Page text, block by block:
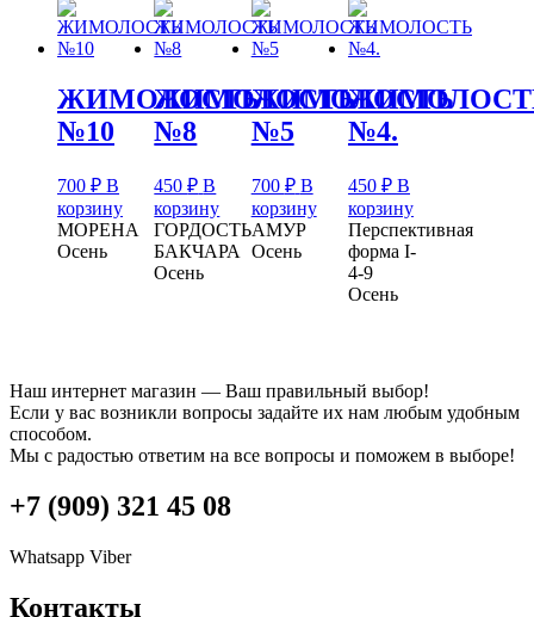
ЖИМОЛОСТЬ
№10
700 ₽ В
корзину
МОРЕНА
Осень
ЖИМОЛОСТЬ
№8
450₽ В
корзину
ГОРДОСТЬ
БАКЧАРА
Осень
ЖИМОЛОСТЬ
№5
700 ₽ В
корзину
АМУР
Осень
№4.
450 ₽ В
корзину
Перспективная
форма I-
4-9
Осень
Наш интернет магазин — Ваш правильный выбор!
Если у вас возникли вопросы задайте их нам любым удобным
способом.
Мы с радостью ответим на все вопросы и поможем в выборе!
+7 (909) 321 45 08
Whatsapp Viber
Контакты